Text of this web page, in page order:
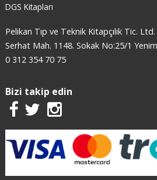
DGS Kitapları
Pelikan Tıp ve Teknik Kitapçılık Tic. Ltd.
Serhat Mah. 1148. Sokak No:25/1
0 312 354 70 75
Bizi takip edin